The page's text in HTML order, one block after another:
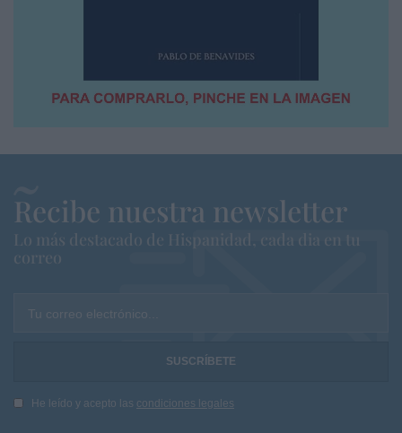
Recibe nuestra newsletter
Lo más destacado de Hispanidad, cada dia en tu
correo
Tu correo electrónico...
He leído y acepto las condiciones legales